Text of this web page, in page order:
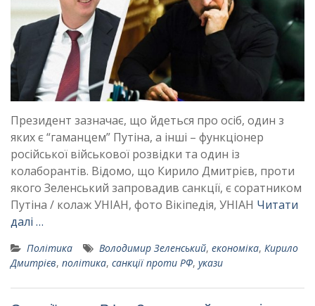
Президент зазначає, що йдеться про осіб, один з
яких є “гаманцем” Путіна, а інші – функціонер
російської військової розвідки та один із
колаборантів. Відомо, що Кирило Дмитрієв, проти
якого Зеленський запровадив санкції, є соратником
Путіна / колаж УНІАН, фото Вікіпедія, УНІАН Читати
далі …
Політика Володимир Зеленський, економіка, Кирило
Дмитрієв, політика, санкції проти РФ, укази